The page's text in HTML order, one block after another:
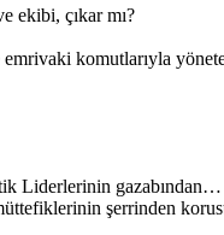
ekibi, çıkar mı?
komutlarıyla
Liderlerinin gazabından…
şerrinden